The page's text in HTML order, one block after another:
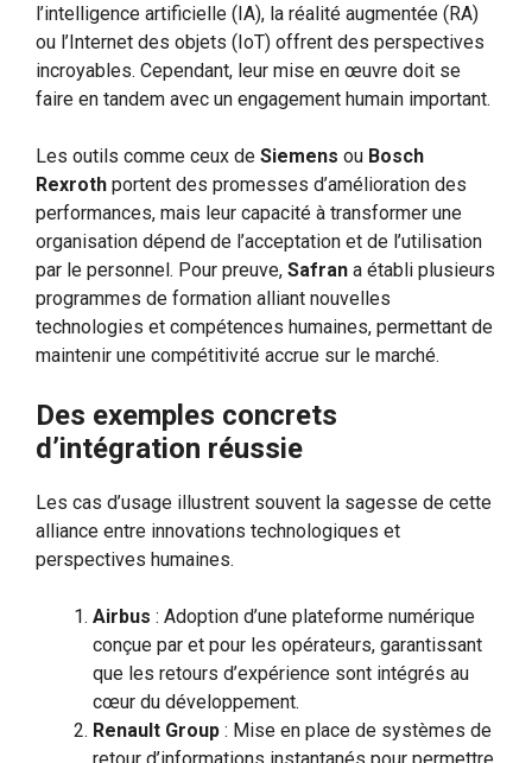
l’intelligence artificielle (IA), la réalité augmentée (RA)
ou l’Internet des objets (IoT) offrent des perspectives
incroyables. Cependant, leur mise en œuvre doit se
faire en tandem avec un engagement humain important.
Les outils comme ceux de Siemens ou Bosch
Rexroth portent des promesses d’amélioration des
performances, mais leur capacité à transformer une
organisation dépend de l’acceptation et de l’utilisation
par le personnel. Pour preuve, Safran a établi plusieurs
programmes de formation alliant nouvelles
technologies et compétences humaines, permettant de
maintenir une compétitivité accrue sur le marché.
Des exemples concrets
d’intégration réussie
Les cas d’usage illustrent souvent la sagesse de cette
alliance entre innovations technologiques et
perspectives humaines.
Airbus : Adoption d’une plateforme numérique
conçue par et pour les opérateurs, garantissant
que les retours d’expérience sont intégrés au
cœur du développement.
Renault Group : Mise en place de systèmes de
retour d’informations instantanés pour permettre